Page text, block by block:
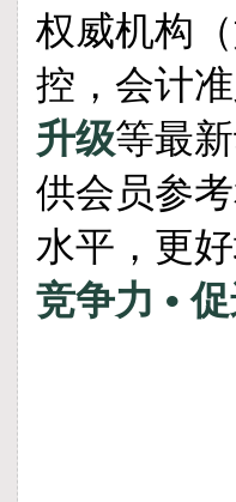
权威机构
控，会计
升级等最
供会员参
水平，更
竞争力 •